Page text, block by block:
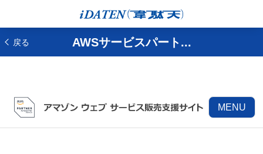
戻る AWSサービスパート...
MENU